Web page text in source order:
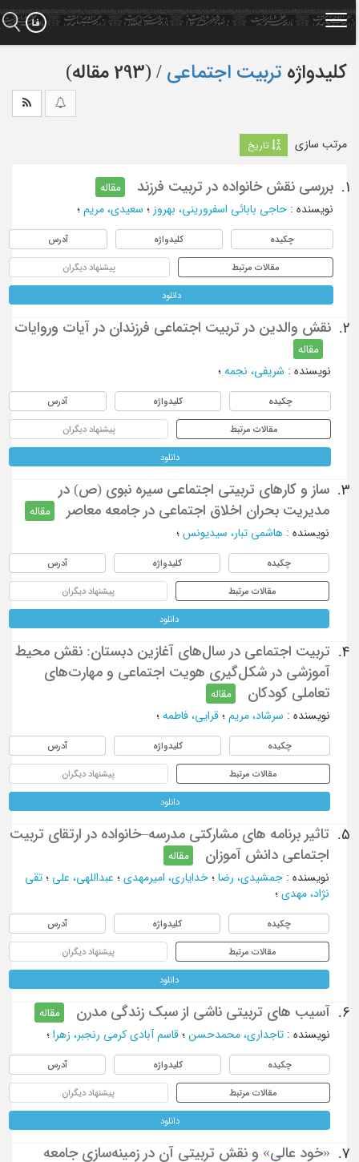
کلیدواژه تربیت اجتماعی ‏/ (293 مقاله)
مرتب سازی تاریخ
1. بررسی نقش خانواده در تربیت فرزند
مقاله
نویسنده: حاجی بابائی اسفرورینی، بهروز؛ سعیدی، مریم؛
چکیده کلیدواژه آدرس
مقالات مرتبط پیشنهاد دیگران
دانلود
2. نقش والدین در تربیت اجتماعی فرزندان در آیات وروایات
مقاله
نویسنده: شریفی، نجمه؛
چکیده کلیدواژه آدرس
مقالات مرتبط پیشنهاد دیگران
دانلود
3.
ساز و کارهای تربیتی اجتماعی سیره نبوی (ص) در
مدیریت بحران اخلاق اجتماعی در جامعه معاصر
مقاله
نویسنده: هاشمی تبار، سیدیونس ؛
چکیده کلیدواژه آدرس
مقالات مرتبط پیشنهاد دیگران
دانلود
4.
تربیت اجتماعی در سال‌های آغازین دبستان: نقش محیط
آموزشی در شکل‌گیری هویت اجتماعی و مهارت‌های
تعاملی کودکان
مقاله
نویسنده: سرشاد، مریم؛ قرایی، فاطمه؛
چکیده کلیدواژه آدرس
مقالات مرتبط پیشنهاد دیگران
دانلود
5.
تاثیر برنامه های مشارکتی مدرسه–خانواده در ارتقای تربیت
اجتماعی دانش آموزان
مقاله
نویسنده: جمشیدی، رضا؛ خدایاری، امیرمهدی؛ عبداللهی، علی ؛ تقی
نژاد، مهدی؛
چکیده کلیدواژه آدرس
مقالات مرتبط پیشنهاد دیگران
دانلود
6. آسیب های تربیتی ناشی از سبک زندگی مدرن
مقاله
نویسنده: تاجداری، محمدحسن؛ قاسم آبادی کرمی رنجبر، زهرا ؛
چکیده کلیدواژه آدرس
مقالات مرتبط پیشنهاد دیگران
دانلود
7.
«خود عالی» و نقش تربیتی آن در زمینه‌سازی جامعه